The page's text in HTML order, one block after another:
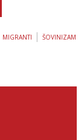
MIGRANTI | ŠOVINIZAM